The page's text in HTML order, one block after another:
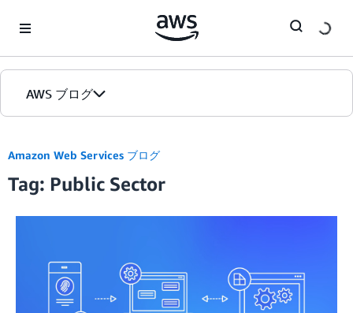
AWS ブログ
カテゴリ
エディション
Amazon Web Services ブログ
Tag: Public Sector